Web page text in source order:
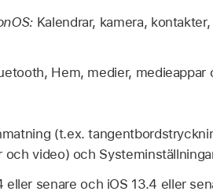
Kalendrar, kamera,
Hem, medier,
(t.ex.
och video) och
eller senare och iOS 13.4 eller